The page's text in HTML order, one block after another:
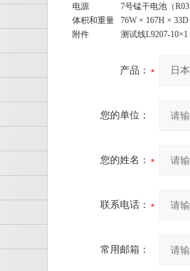
电源
7号锰干电池（
体积和重量
76W × 167H × 33D
附件
测试线L9207-
产品：
您的单位：
您的姓名：
联系电话：
常用邮箱：